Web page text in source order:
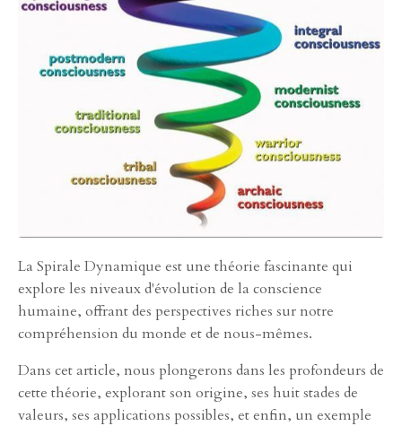
La Spirale Dynamique est une théorie fascinante qui
explore les niveaux d'évolution de la conscience
humaine, offrant des perspectives riches sur notre
compréhension du monde et de nous-mêmes.
Dans cet article, nous plongerons dans les profondeurs de
cette théorie, explorant son origine, ses huit stades de
valeurs, ses applications possibles, et enfin, un exemple